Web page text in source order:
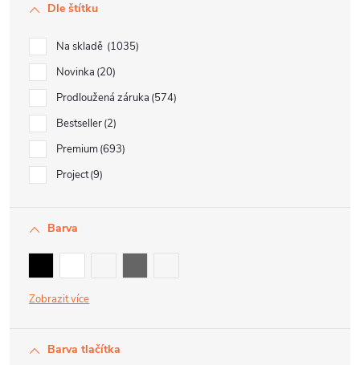
Dle štítku
Na skladě 1035
Novinka 20
Prodloužená záruka 574
Bestseller 2
Premium 693
Project 9
Barva
Zobrazit
Barva tlačítka